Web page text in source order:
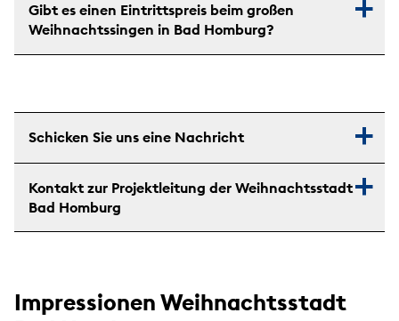
Gibt es einen Eintrittspreis beim großen
Weihnachtssingen in Bad Homburg?
Schicken Sie uns eine Nachricht
Kontakt zur Projektleitung der Weihnachtsstadt
Bad Homburg
Impressionen Weihnachtsstadt